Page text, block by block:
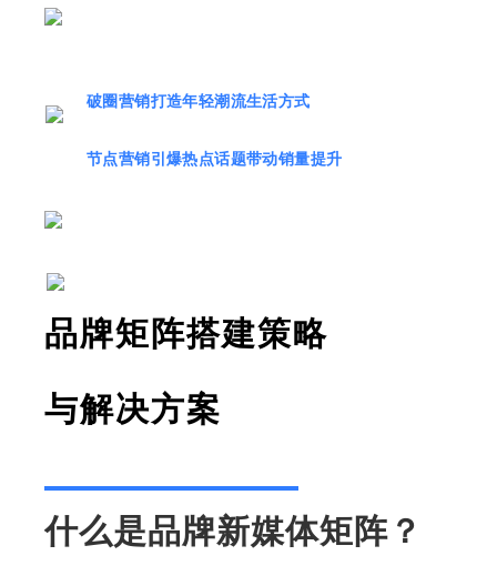
破圈营销打造年轻潮流生活方式
节点营销引爆热点话题带动销量提升
品牌矩阵搭建策略
与解决方案
什么是品牌新媒体矩阵？